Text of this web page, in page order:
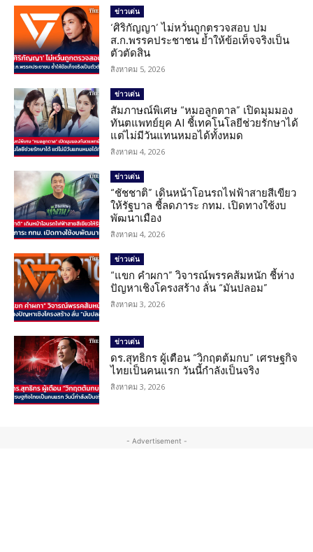
ข่าวเด่น
‘ศิริกัญญา’ ไม่หวั่นถูกตรวจสอบ ปม
ส.ก.พรรคประชาชน ย้ำให้ข้อเท็จจริงเป็น
ตัวตัดสิน
สิงหาคม 5, 2026
ข่าวเด่น
สัมภาษณ์พิเศษ “หมอลูกตาล” เปิดมุมมอง
ทันตแพทย์ยุค AI ชี้เทคโนโลยีช่วยรักษาได้
แต่ไม่มีวันแทนหมอได้ทั้งหมด
สิงหาคม 4, 2026
ข่าวเด่น
“ชัชชาติ” เดินหน้าโอนรถไฟฟ้าสายสีเขียว
ให้รัฐบาล ชี้ลดภาระ กทม. เปิดทางใช้งบ
พัฒนาเมือง
สิงหาคม 4, 2026
ข่าวเด่น
“แขก คำผกา” วิจารณ์พรรคส้มหนัก ชี้ห่าง
ปัญหาเชิงโครงสร้าง ลั่น “มันปลอม”
สิงหาคม 3, 2026
ข่าวเด่น
ดร.สุทธิกร ผู้เตือน “วิกฤตต้มกบ” เศรษฐกิจ
ไทยเป็นคนแรก วันนี้กำลังเป็นจริง
สิงหาคม 3, 2026
- Advertisement -